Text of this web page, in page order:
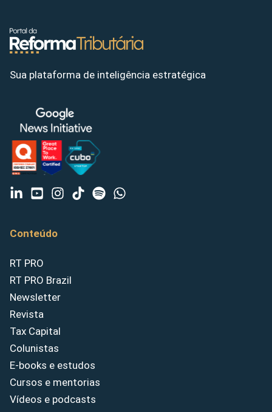
Sua plataforma de inteligência estratégica
Conteúdo
RT PRO
RT PRO Brazil
Newsletter
Revista
Tax Capital
Colunistas
E-books e estudos
Cursos e mentorias
Vídeos e podcasts